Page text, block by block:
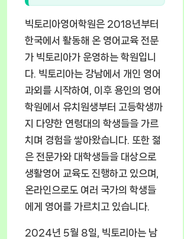
빅토리아영어학원은 2018년부터
한국에서 활동해 온 영어교육 전문
가 빅토리아가 운영하는 학원입니
다. 빅토리아는 강남에서 개인 영어
과외를 시작하여, 이후 용인의 영어
학원에서 유치원생부터 고등학생까
지 다양한 연령대의 학생들을 가르
치며 경험을 쌓아왔습니다. 또한 젊
은 전문가와 대학생들을 대상으로
생활영어 교육도 진행하고 있으며,
온라인으로도 여러 국가의 학생들
에게 영어를 가르치고 있습니다.
2024년 5월 8일, 빅토리아는 남